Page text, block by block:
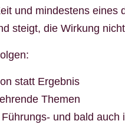
und mindestens eines
steigt, die Wirkung
statt Ergebnis
Themen
und bald auch